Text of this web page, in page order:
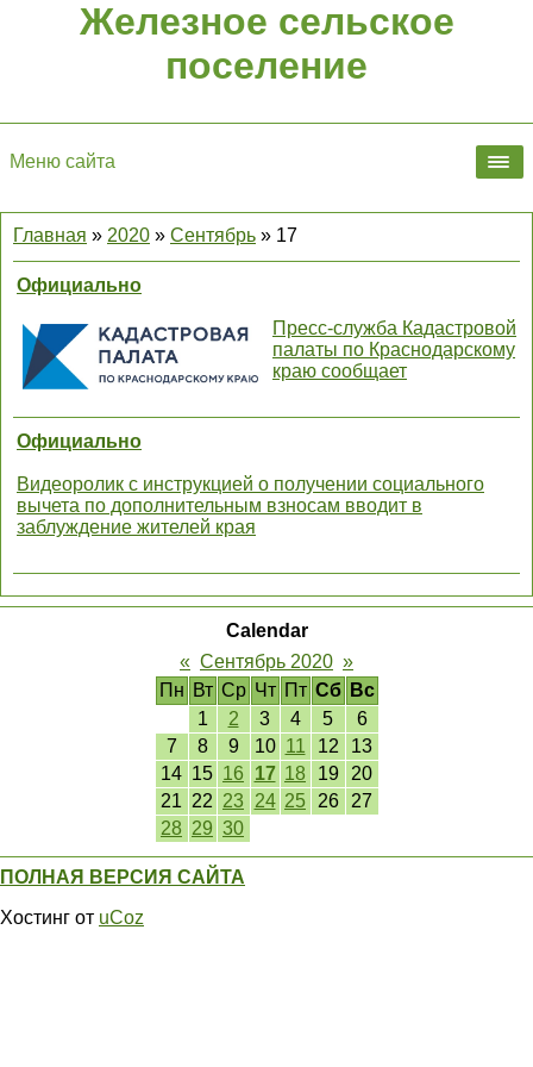
Железное сельское
поселение
Меню сайта
Главная » 2020 » Сентябрь » 17
Официально
Пресс-служба Кадастровой
палаты по Краснодарскому
краю сообщает
Официально
Видеоролик с инструкцией о получении социального
вычета по дополнительным взносам вводит в
заблуждение жителей края
Calendar
« Сентябрь 2020 »
Пн Вт Ср Чт Пт Сб
Вс
1
2 3 4 5
6
7
8 9 10 11 12
13
14 15 16 17 18 19
20
21 22 23 24 25 26
27
28 29 30
ПОЛНАЯ ВЕРСИЯ САЙТА
Хостинг от uCoz